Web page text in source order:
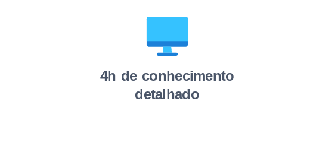
4h de conhecimento
detalhado